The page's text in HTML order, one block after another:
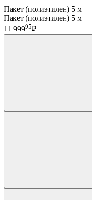
Пакет (полиэтилен) 5 м —
Пакет (полиэтилен) 5 м
11 99995₽